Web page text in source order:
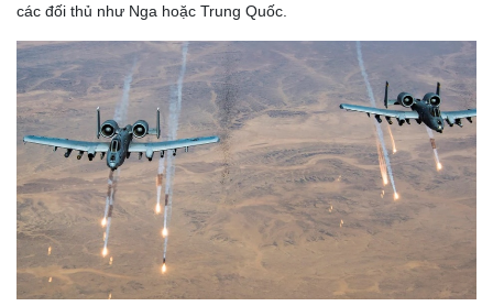
các đối thủ như Nga hoặc Trung Quốc.